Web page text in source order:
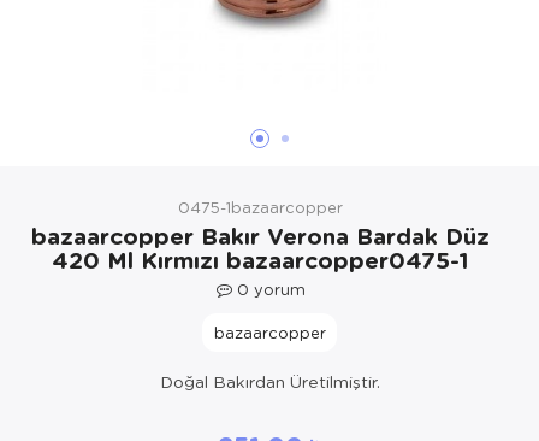
0475-1bazaarcopper
bazaarcopper Bakır Verona Bardak Düz
420 Ml Kırmızı bazaarcopper0475-1
0 yorum
bazaarcopper
Doğal Bakırdan Üretilmiştir.